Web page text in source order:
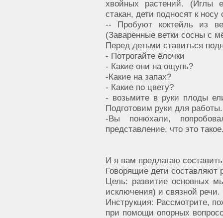
хвойных растений. (Иглы
стакан, дети подносят к
-- Пробуют коктейль из
(Заваренные ветки сосны с
Перед детьми ставиться
- Потрогайте ёлочки
- Какие они на ощупь?
-Какие на запах?
- Какие по цвету?
- возьмите в руки плоды
Подготовим руки для работы.
-Вы понюхали,
представление, что это
И я вам предлагаю
Говорящие дети составляют
Цель: развитие основных
исключения) и связной речи.
Инструкция: Рассмотрите,
при помощи опорных